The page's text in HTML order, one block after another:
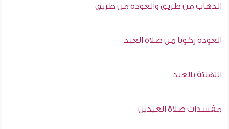
الذهاب من طريق والعودة من طريق
العودة ركوبا من صلاة العيد
التهنئة بالعيد
مفسدات صلاة العيدين